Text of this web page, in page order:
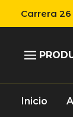
Carrera
Inicio